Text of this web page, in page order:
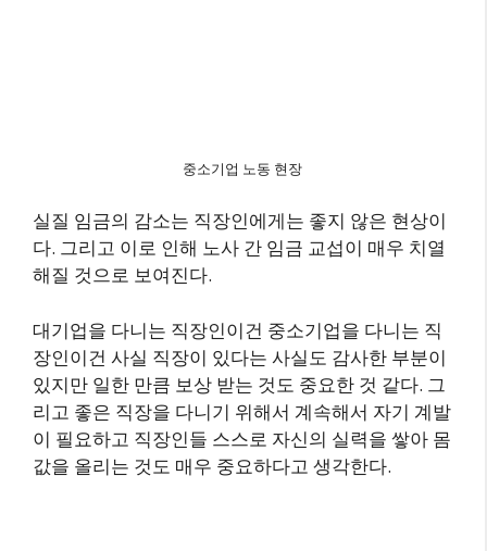
중소기업 노동 현장
실질 임금의 감소는 직장인에게는 좋지 않은 현상이
다. 그리고 이로 인해 노사 간 임금 교섭이 매우 치열
해질 것으로 보여진다.
대기업을 다니는 직장인이건 중소기업을 다니는 직
장인이건 사실 직장이 있다는 사실도 감사한 부분이
있지만 일한 만큼 보상 받는 것도 중요한 것 같다. 그
리고 좋은 직장을 다니기 위해서 계속해서 자기 계발
이 필요하고 직장인들 스스로 자신의 실력을 쌓아 몸
값을 올리는 것도 매우 중요하다고 생각한다.